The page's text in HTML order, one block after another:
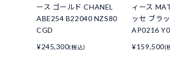
ース ゴールド CHANEL
ABE254 B22040 NZS80
CGD
¥245,300(税込)
ィース
ッセ ブラ
AP0216
¥159,500(